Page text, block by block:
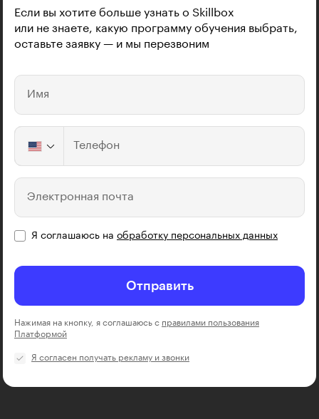
Если вы хотите больше узнать о Skillbox
или не знаете, какую программу обучения выбрать,
оставьте заявку — и мы перезвоним
Имя
Телефон
Электронная почта
Я соглашаюсь на обработку персональных данных
Отправить
Нажимая на кнопку, я соглашаюсь с правилами пользования
Платформой
Я согласен получать рекламу и звонки